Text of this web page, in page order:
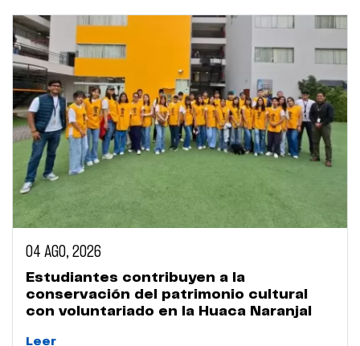
04 AGO, 2026
Estudiantes contribuyen a la
conservación del patrimonio cultural
con voluntariado en la Huaca Naranjal
Leer